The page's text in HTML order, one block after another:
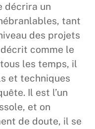
décrira un
tant
des projets
comme le
les temps, il
et techniques
Il est l’un
et on
de doute, il se